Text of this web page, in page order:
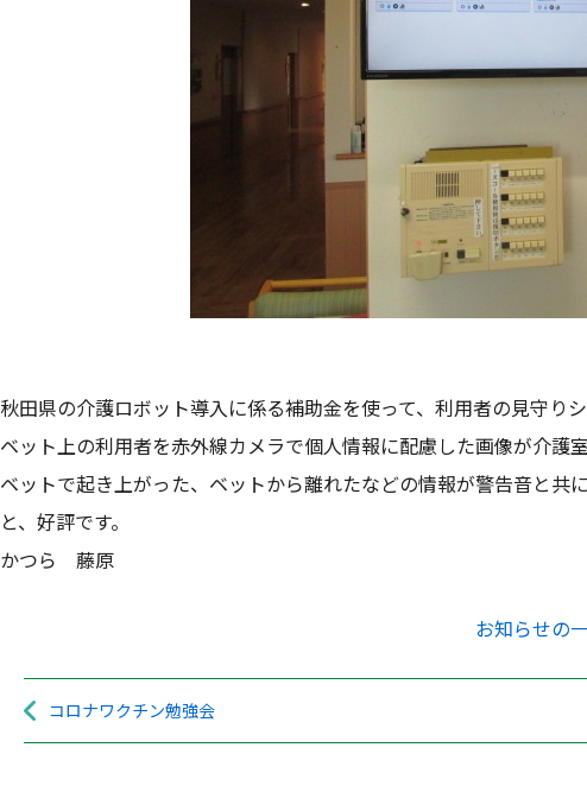
秋田県の介護ロボット導入に係る補助金を使って、利用者の見守り
ベット上の利用者を赤外線カメラで個人情報に配慮した画像が介護
ベットで起き上がった、ベットから離れたなどの情報が警告音と
と、好評です。
かつら 藤原
お知らせの
コロナワクチン勉強会